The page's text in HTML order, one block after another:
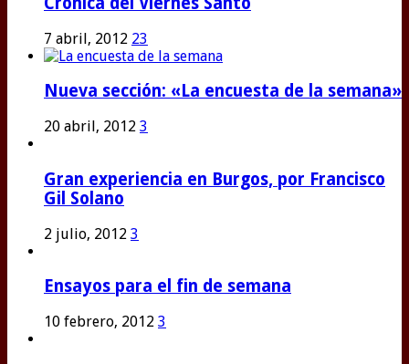
7 abril, 2012 23
Nueva sección: «La encuesta de la semana»
20 abril, 2012 3
Gran experiencia en Burgos, por Francisco
Gil Solano
2 julio, 2012 3
Ensayos para el fin de semana
10 febrero, 2012 3